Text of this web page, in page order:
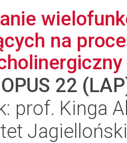
na
OPUS 22
prof. Kinga